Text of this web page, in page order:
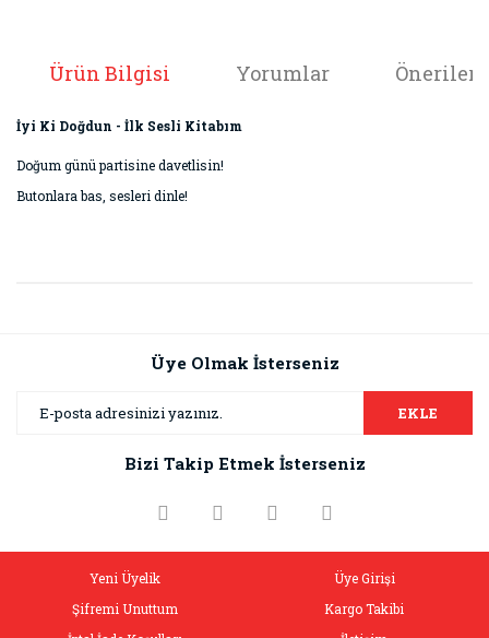
Ürün Bilgisi Yorumlar
İyi Ki Doğdun - İlk Sesli Kitabım
Doğum günü partisine davetlisin!
Butonlara bas, sesleri dinle!
Görüş ve önerileriniz için teşekkür ederiz.
Ürün resmi kalitesiz, bozuk veya görüntülenemiyor.
Ürün bilgilerinde hatalar bulunuyor.
Üye Olmak İsterseniz
EKLE
Bizi Takip Etmek İsterseniz
Yeni Üyelik
Üye Girişi
Şifremi Unuttum
Kargo Takibi